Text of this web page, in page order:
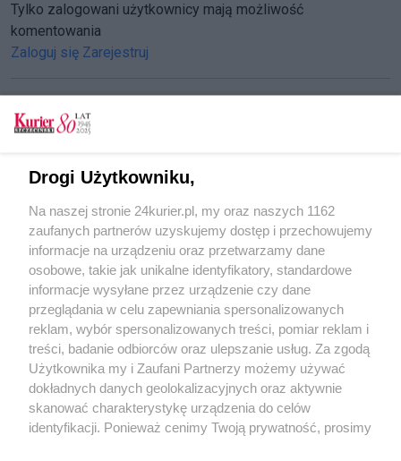
Tylko zalogowani użytkownicy mają możliwość
komentowania
Zaloguj się Zarejestruj
Tory, tramwaje i awarie
Stoją tramwaje na Niebuszewie
Zatoka i chodnik doczekały
POGODA
17℃
Zobacz prognozę na 3 dni
Drogi Użytkowniku,
Na naszej stronie 24kurier.pl, my oraz naszych 1162
zaufanych partnerów uzyskujemy dostęp i przechowujemy
informacje na urządzeniu oraz przetwarzamy dane
osobowe, takie jak unikalne identyfikatory, standardowe
informacje wysyłane przez urządzenie czy dane
przeglądania w celu zapewniania spersonalizowanych
reklam, wybór spersonalizowanych treści, pomiar reklam i
treści, badanie odbiorców oraz ulepszanie usług. Za zgodą
Użytkownika my i Zaufani Partnerzy możemy używać
dokładnych danych geolokalizacyjnych oraz aktywnie
skanować charakterystykę urządzenia do celów
identyfikacji. Ponieważ cenimy Twoją prywatność, prosimy